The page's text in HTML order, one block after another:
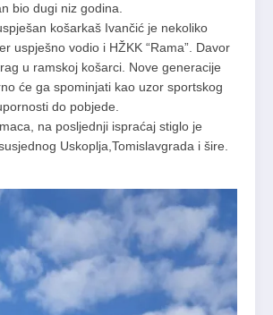
bio dugi niz godina.
košarkaš Ivančić je nekoliko
uspješno vodio i HŽKK “Rama”. Davor
u ramskoj košarci. Nove generacije
će ga spominjati kao uzor sportskog
do pobjede.
na posljednji ispraćaj stiglo je
Uskoplja,Tomislavgrada i šire.